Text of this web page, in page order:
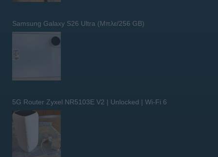
Samsung Galaxy S26 Ultra (Μπλε/256 GB)
5G Router Zyxel NR5103E V2 | Unlocked | Wi-Fi 6